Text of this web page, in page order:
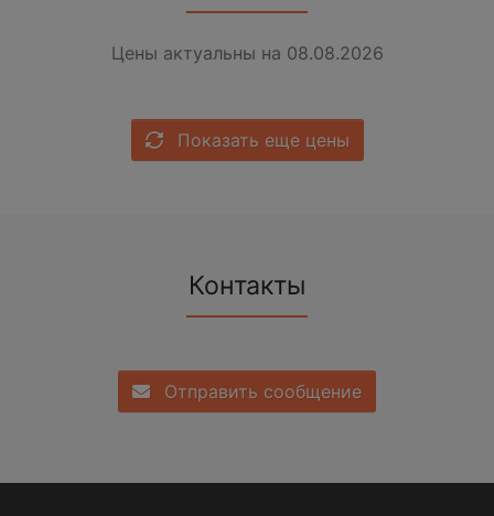
Цены актуальны на 08.08.2026
Показать еще цены
Контакты
Отправить сообщение